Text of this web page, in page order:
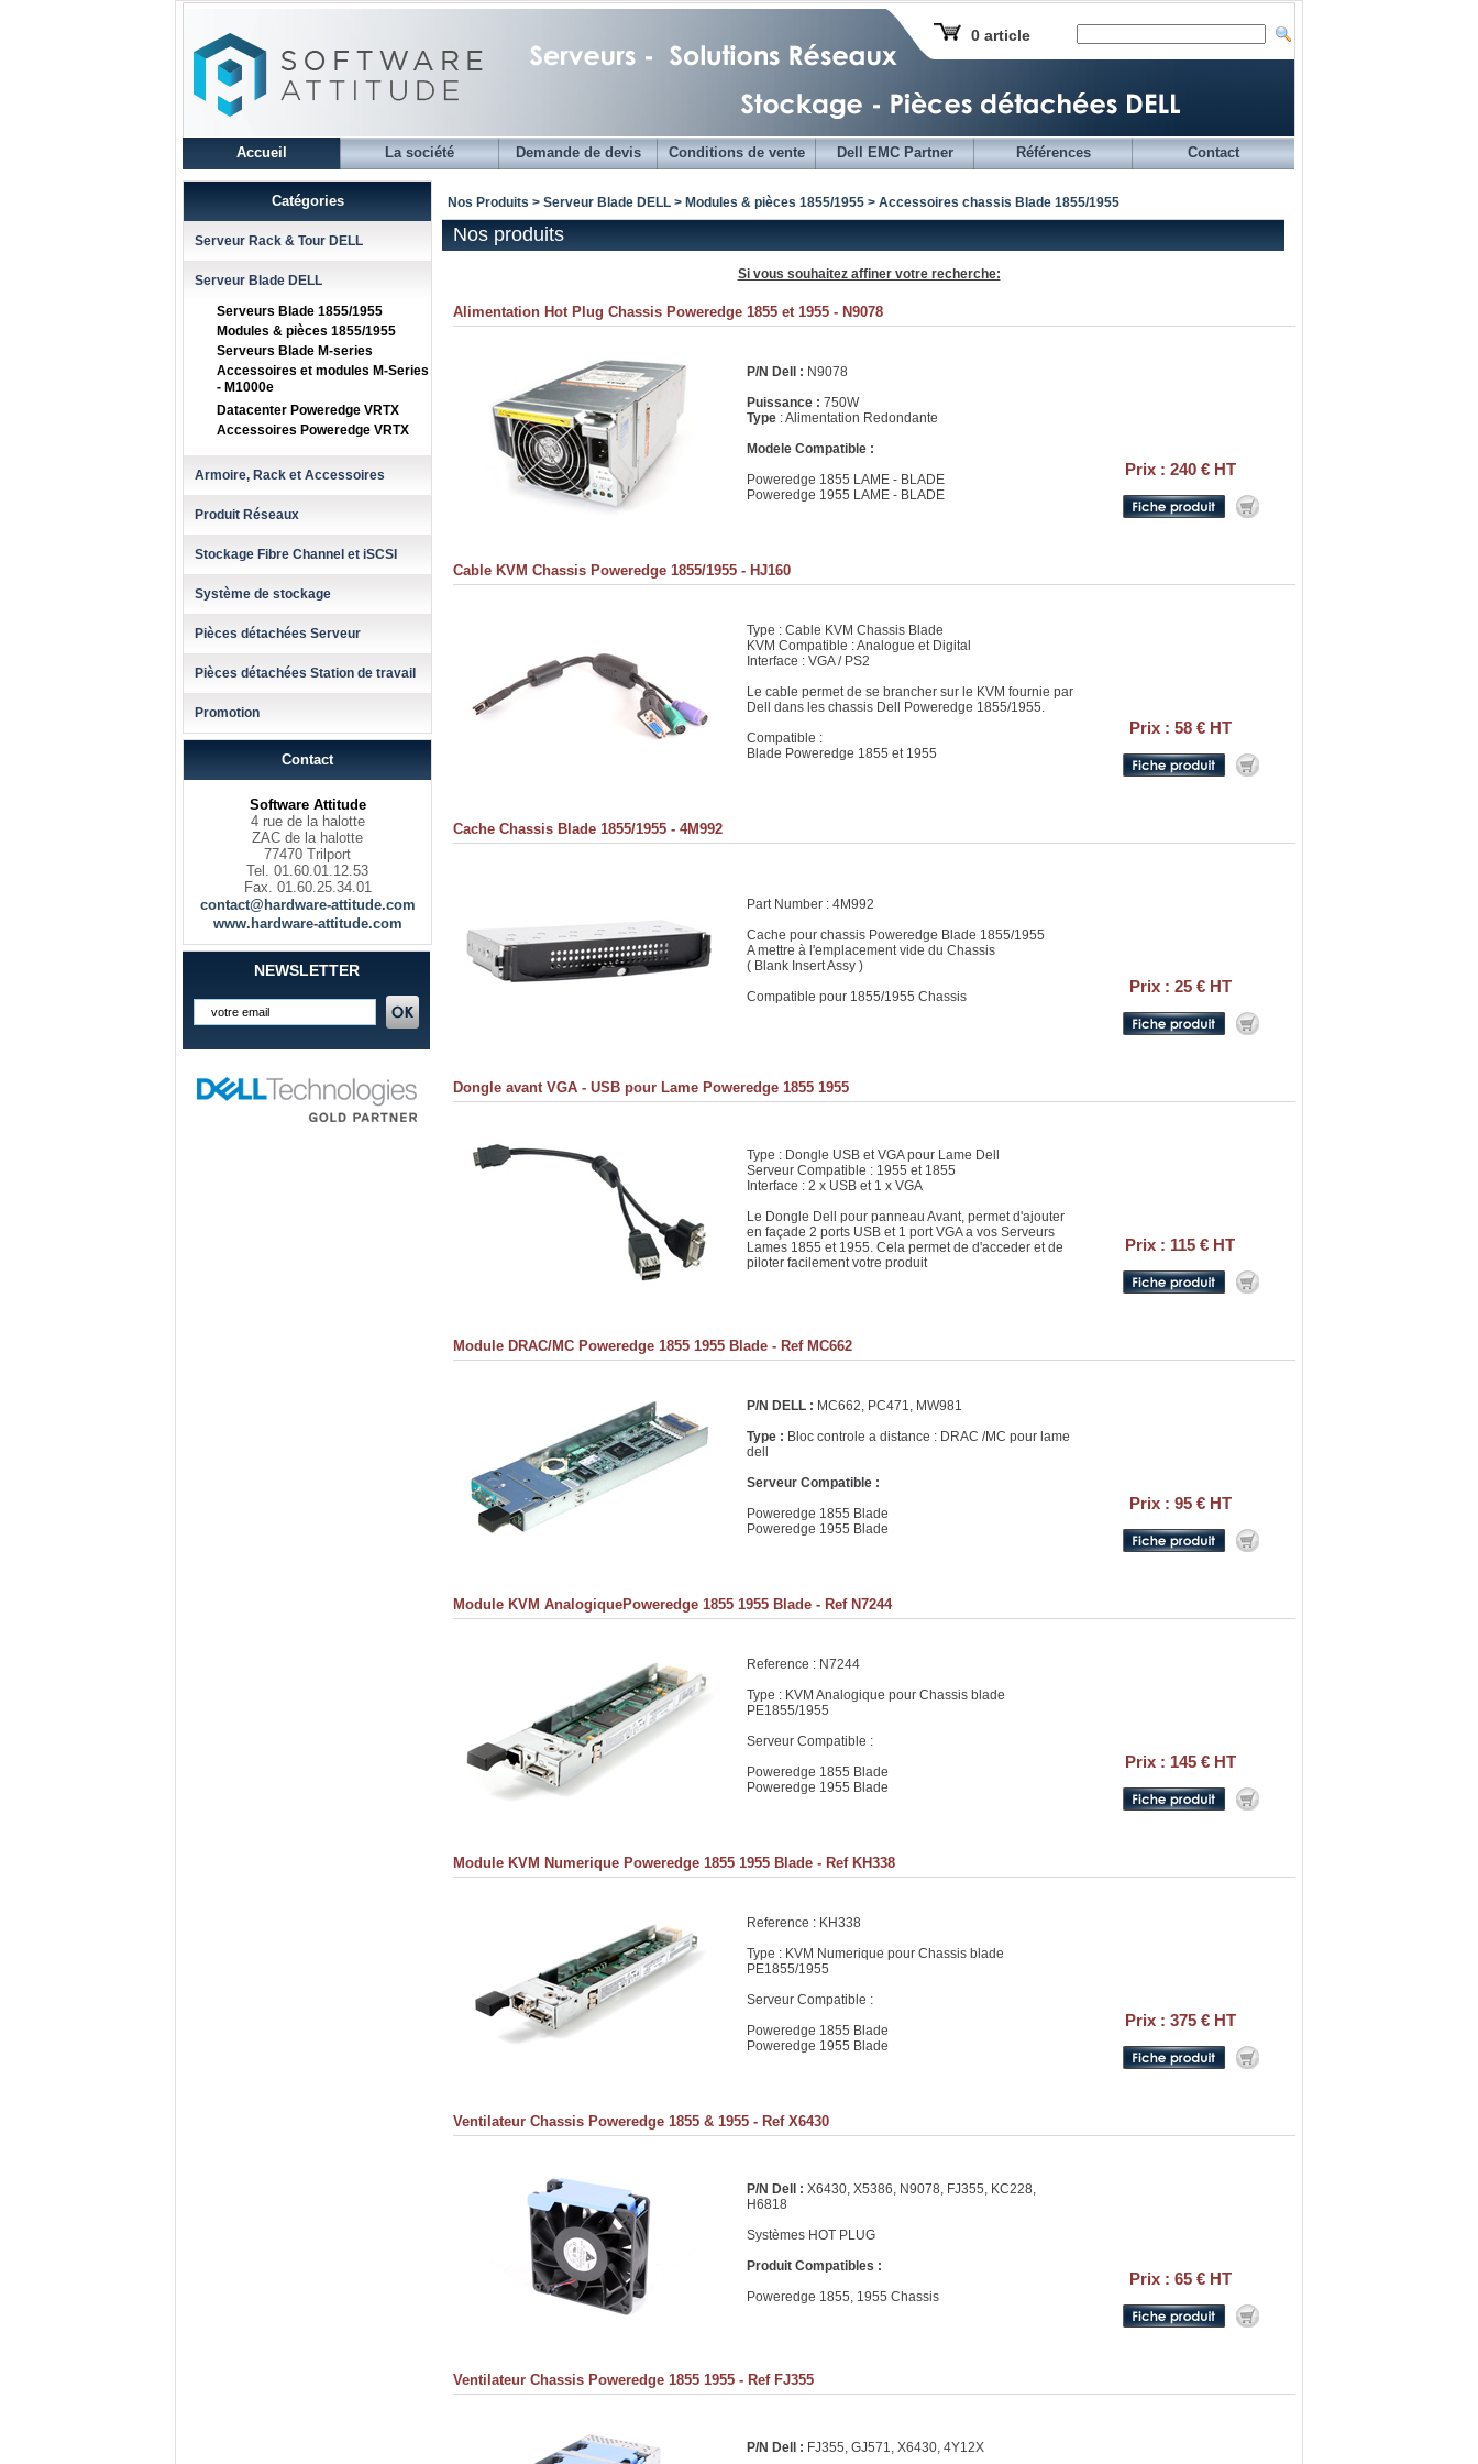
0 article
Accueil La société Demande de devis Conditions de vente Dell EMC Partner Références Contact
Catégories
Serveur Rack & Tour DELL
Serveur Blade DELL
Serveurs Blade 1855/1955
Modules & pièces 1855/1955
Serveurs Blade M-series
Accessoires et modules M-Series
- M1000e
Datacenter Poweredge VRTX
Accessoires Poweredge VRTX
Armoire, Rack et Accessoires
Produit Réseaux
Stockage Fibre Channel et iSCSI
Système de stockage
Pièces détachées Serveur
Pièces détachées Station de travail
Promotion
Contact
Software Attitude
4 rue de la halotte
ZAC de la halotte
77470 Trilport
Tel. 01.60.01.12.53
Fax. 01.60.25.34.01
contact@hardware-attitude.com
www.hardware-attitude.com
NEWSLETTER
Nos Produits > Serveur Blade DELL > Modules & pièces 1855/1955 > Accessoires chassis Blade 1855/1955
Nos produits
Si vous souhaitez affiner votre recherche:
Alimentation Hot Plug Chassis Poweredge 1855 et 1955 - N9078
P/N Dell : N9078
Puissance : 750W
Type : Alimentation Redondante
Modele Compatible :
Poweredge 1855 LAME - BLADE
Poweredge 1955 LAME - BLADE
Prix : 240 € HT
Cable KVM Chassis Poweredge 1855/1955 - HJ160
Type : Cable KVM Chassis Blade
KVM Compatible : Analogue et Digital
Interface : VGA / PS2
Le cable permet de se brancher sur le KVM fournie par
Dell dans les chassis Dell Poweredge 1855/1955.
Compatible :
Blade Poweredge 1855 et 1955
Prix : 58 € HT
Cache Chassis Blade 1855/1955 - 4M992
Part Number : 4M992
Cache pour chassis Poweredge Blade 1855/1955
A mettre à l'emplacement vide du Chassis
( Blank Insert Assy )
Compatible pour 1855/1955 Chassis
Prix : 25 € HT
Dongle avant VGA - USB pour Lame Poweredge 1855 1955
Type : Dongle USB et VGA pour Lame Dell
Serveur Compatible : 1955 et 1855
Interface : 2 x USB et 1 x VGA
Le Dongle Dell pour panneau Avant, permet d'ajouter
en façade 2 ports USB et 1 port VGA a vos Serveurs
Lames 1855 et 1955. Cela permet de d'acceder et de
piloter facilement votre produit
Prix : 115 € HT
Module DRAC/MC Poweredge 1855 1955 Blade - Ref MC662
P/N DELL : MC662, PC471, MW981
Type : Bloc controle a distance : DRAC /MC pour lame
dell
Serveur Compatible :
Poweredge 1855 Blade
Poweredge 1955 Blade
Prix : 95 € HT
Module KVM AnalogiquePoweredge 1855 1955 Blade - Ref N7244
Reference : N7244
Type : KVM Analogique pour Chassis blade
PE1855/1955
Serveur Compatible :
Poweredge 1855 Blade
Poweredge 1955 Blade
Prix : 145 € HT
Module KVM Numerique Poweredge 1855 1955 Blade - Ref KH338
Reference : KH338
Type : KVM Numerique pour Chassis blade
PE1855/1955
Serveur Compatible :
Poweredge 1855 Blade
Poweredge 1955 Blade
Prix : 375 € HT
Ventilateur Chassis Poweredge 1855 & 1955 - Ref X6430
P/N Dell : X6430, X5386, N9078, FJ355, KC228,
H6818
Systèmes HOT PLUG
Produit Compatibles :
Poweredge 1855, 1955 Chassis
Prix : 65 € HT
Ventilateur Chassis Poweredge 1855 1955 - Ref FJ355
P/N Dell : FJ355, GJ571, X6430, 4Y12X